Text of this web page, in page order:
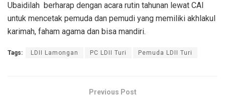
Ubaidilah berharap dengan acara rutin tahunan lewat CAI
untuk mencetak pemuda dan pemudi yang memiliki akhlakul
karimah, faham agama dan bisa mandiri.
Tags: LDII Lamongan PC LDII Turi Pemuda LDII Turi
Previous Post